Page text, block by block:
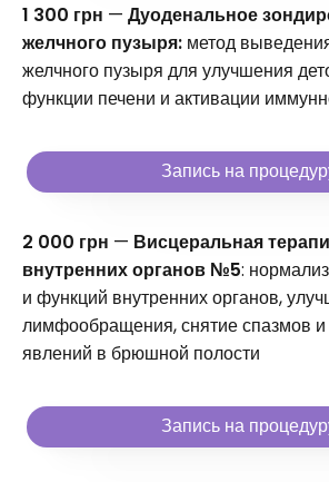
1 300 грн — Дуоденальное
желчного пузыря: метод
желчного пузыря для улучшения
функции печени и активации
Запись на
2 000 грн — Висцеральная
внутренних органов №5:
и функций внутренних органов,
лимфообращения, снятие спазмов и
явлений в брюшной полости
Запись на